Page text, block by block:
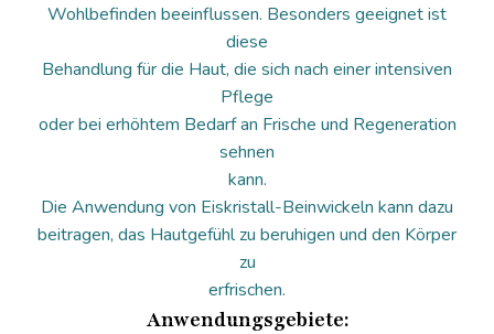
Wohlbefinden beeinflussen. Besonders geeignet ist
diese
Behandlung für die Haut, die sich nach einer intensiven
Pflege
oder bei erhöhtem Bedarf an Frische und Regeneration
sehnen
kann.
Die Anwendung von Eiskristall-Beinwickeln kann dazu
beitragen, das Hautgefühl zu beruhigen und den Körper
zu
erfrischen.
Anwendungsgebiete: